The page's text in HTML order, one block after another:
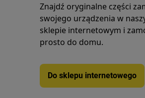
Znajdź oryginalne części
swojego urządzenia w
sklepie internetowym i
prosto do domu.
Do sklepu internetowego